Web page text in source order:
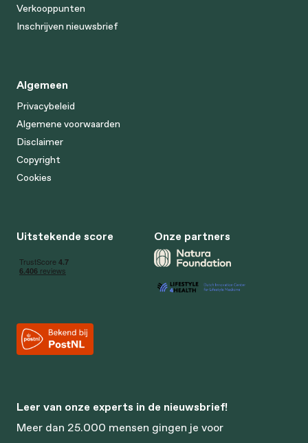
Verkooppunten
Inschrijven nieuwsbrief
Algemeen
Privacybeleid
Algemene voorwaarden
Disclaimer
Copyright
Cookies
Uitstekende score Onze partners
Leer van onze experts in de nieuwsbrief!
Meer dan 25.000 mensen gingen je voor